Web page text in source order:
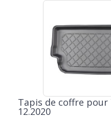
Tapis de coffre pour
12.2020